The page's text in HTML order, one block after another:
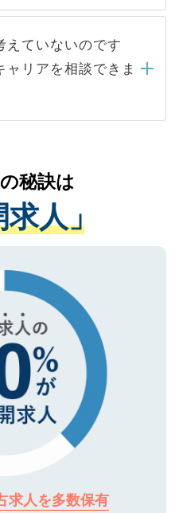
、応募が殺到する場
る条件に合った人材の
依頼するケースが増え
りません。内定先へ
リアパートナーが行い
ことはありませんの
。当サイトからの登録
録者様の個人情報は、
ップおよび転職活動の
たします。お預かりし
ータはご本人の許可
扱いについての厳密な
事業者のみに付与され
ークを取得済みです。
てもご安心ください。
えていないのです
ャリアを相談できま
医療機関の状況や紹介
、適切なアドバイスを
。すぐにご転職をされ
なサポートが可能です
ください。
秘訣は
人」
求人を多数保有